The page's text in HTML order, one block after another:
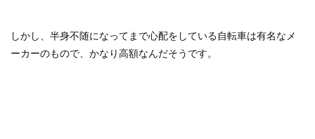
しかし、半身不随になってまで心配をしている自転車は有名なメ
ーカーのもので、かなり高額なんだそうです。